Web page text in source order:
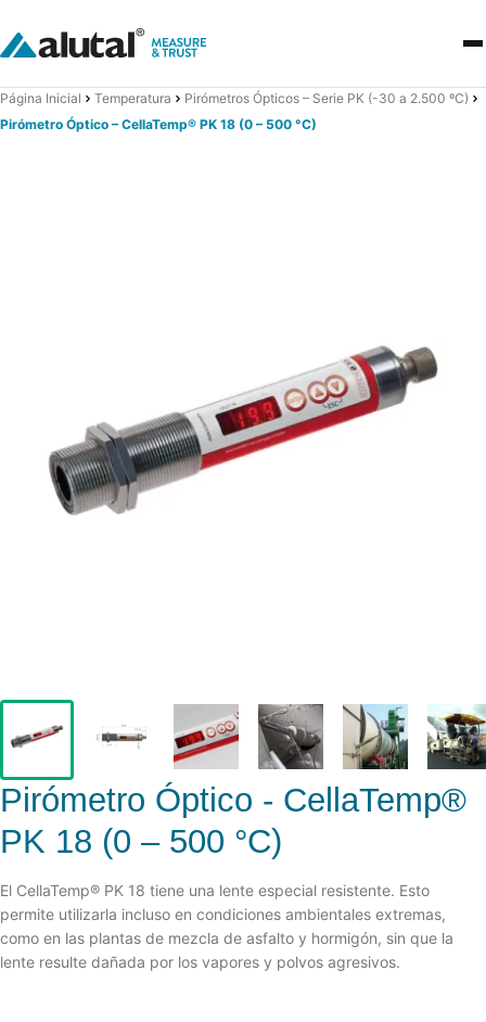
Página Inicial Temperatura
Pirómetros Ópticos – Serie PK (-30 a 2.500 ºC)
Pirómetro Óptico – CellaTemp® PK 18 (0 – 500 °C)
Pirómetro Óptico - CellaTemp®
PK 18 (0 – 500 °C)
El CellaTemp® PK 18 tiene una lente especial resistente. Esto
permite utilizarla incluso en condiciones ambientales extremas,
como en las plantas de mezcla de asfalto y hormigón, sin que la
lente resulte dañada por los vapores y polvos agresivos.